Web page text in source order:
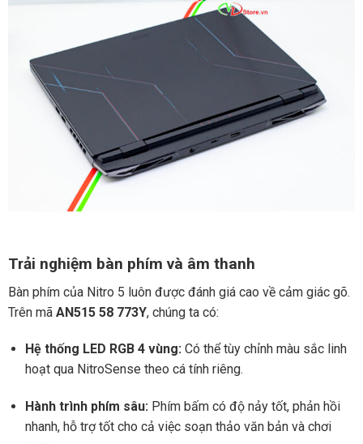
Trải nghiệm bàn phím và âm thanh
Bàn phím của Nitro 5 luôn được đánh giá cao về cảm giác gõ.
Trên mã AN515 58 773Y, chúng ta có:
Hệ thống LED RGB 4 vùng:Có thể tùy chỉnh màu sắc linh
hoạt qua NitroSense theo cá tính riêng.
Hành trình phím sâu:Phím bấm có độ nảy tốt, phản hồi
nhanh, hỗ trợ tốt cho cả việc soạn thảo văn bản và chơi